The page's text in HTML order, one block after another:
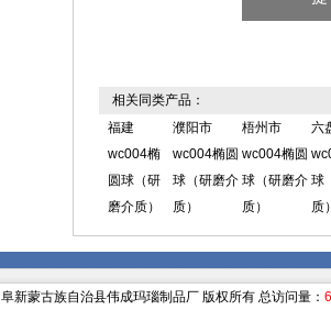
相关同类产品：
福建
wc004椭
圆球（研
磨介质）
濮阳市
wc004椭圆
球（研磨介
质）
梧州市
wc004椭圆
球（研磨介
质）
六
球
质
阜新蒙古族自治县伟成玛瑙制品厂 版权所有 总访问量：